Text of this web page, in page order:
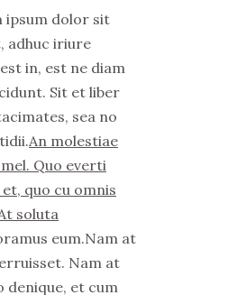
ipsum dolor sit
adhuc iriure
in, est ne diam
Sit et liber
sea no
An molestiae
Quo everti
quo cu omnis
soluta
eum.Nam at
Nam at
denique, et cum